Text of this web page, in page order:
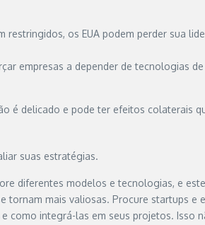
os EUA podem perder sua
empresas a depender de tecnologias
é delicado e pode ter efeitos colaterais
suas estratégias.
diferentes modelos e tecnologias, e
tornam mais valiosas. Procure startups
como integrá-las em seus projetos. Isso